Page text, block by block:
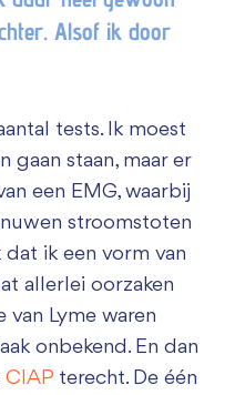
Alsof ik door
tests. Ik moest
staan, maar er
een EMG, waarbij
stroomstoten
ik een vorm van
allerlei oorzaken
Lyme waren
onbekend. En dan
CIAP terecht. De één